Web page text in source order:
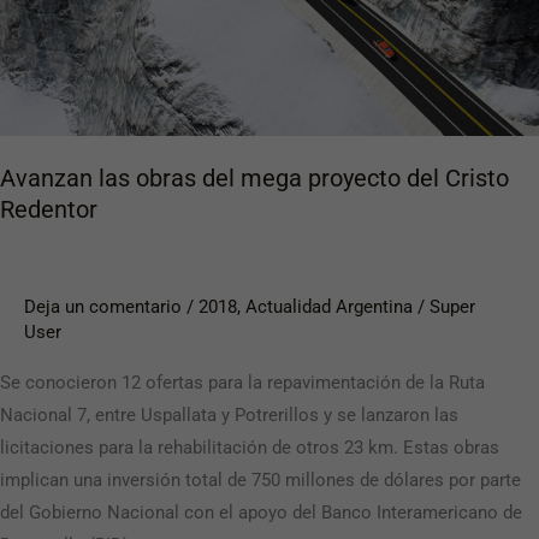
Avanzan las obras del mega proyecto del Cristo
Redentor
Deja un comentario / 2018, Actualidad Argentina / Super
User
Se conocieron 12 ofertas para la repavimentación de la Ruta
Nacional 7, entre Uspallata y Potrerillos y se lanzaron las
licitaciones para la rehabilitación de otros 23 km. Estas obras
implican una inversión total de 750 millones de dólares por parte
del Gobierno Nacional con el apoyo del Banco Interamericano de
Cristo
Redentor